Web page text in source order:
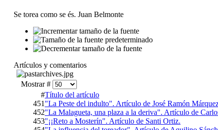
Se torea como se és. Juan Belmonte
Artículos y comentarios
Mostrar #
#Título del artículo
451 "La Peste del indulto". Artículo de José Ramón
452"La Malagueta, una plaza a la deriva". Artículo de
453"¡¡Reto a Mosterín". Artículo de Santi Ortiz.